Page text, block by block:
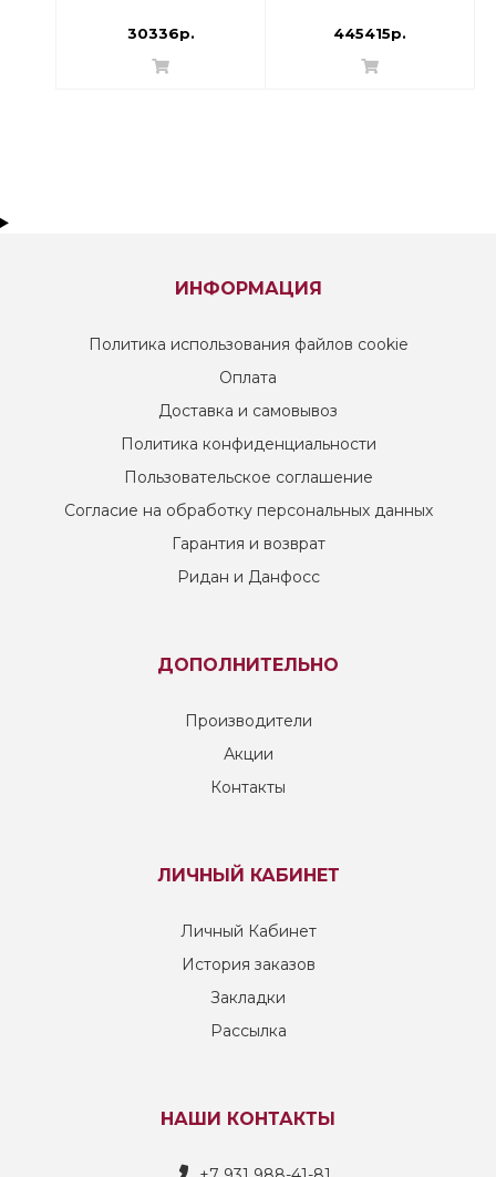
30336р.
настройки 0,6 - 1,00 |
003Z5775
445415р.
ИНФОРМАЦИЯ
Политика использования файлов cookie
Оплата
Доставка и самовывоз
Политика конфиденциальности
Пользовательское соглашение
Согласие на обработку персональных данных
Гарантия и возврат
Ридан и Данфосс
ДОПОЛНИТЕЛЬНО
Производители
Акции
Контакты
ЛИЧНЫЙ КАБИНЕТ
Личный Кабинет
История заказов
Закладки
Рассылка
НАШИ КОНТАКТЫ